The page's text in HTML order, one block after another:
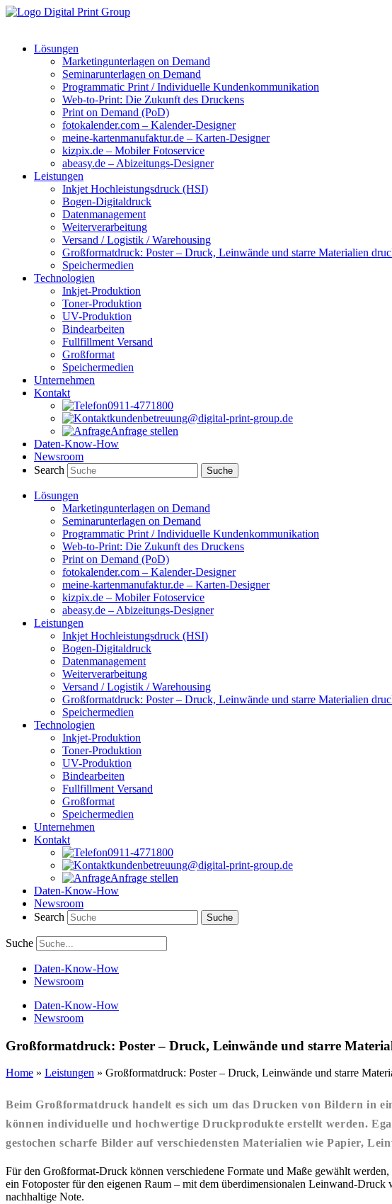
Lösungen
Marketingunterlagen on Demand
Seminarunterlagen on Demand
Programmatic Print / Individuelle Kundenkommunikation
Web-to-Print: Die Zukunft des Druckens
Print on Demand (PoD)
fotokalender.com – Kalender-Designer
meine-kartenmanufaktur.de – Karten-Designer
kizpix.de – Mobiler Fotoservice
abeasy.de – Abizeitungs-Designer
Leistungen
Inkjet Hochleistungsdruck (HSI)
Bogen-Digitaldruck
Datenmanagement
Weiterverarbeitung
Versand / Logistik / Warehousing
Großformatdruck: Poster – Druck, Leinwände und starre Materialien
Speichermedien
Technologien
Inkjet-Produktion
Toner-Produktion
UV-Produktion
Bindearbeiten
Fullfillment Versand
Großformat
Speichermedien
Unternehmen
Kontakt
0911-4771800
kundenbetreuung@digital-print-group.de
Anfrage stellen
Daten-Know-How
Newsroom
Search
Lösungen
Marketingunterlagen on Demand
Seminarunterlagen on Demand
Programmatic Print / Individuelle Kundenkommunikation
Web-to-Print: Die Zukunft des Druckens
Print on Demand (PoD)
fotokalender.com – Kalender-Designer
meine-kartenmanufaktur.de – Karten-Designer
kizpix.de – Mobiler Fotoservice
abeasy.de – Abizeitungs-Designer
Leistungen
Inkjet Hochleistungsdruck (HSI)
Bogen-Digitaldruck
Datenmanagement
Weiterverarbeitung
Versand / Logistik / Warehousing
Großformatdruck: Poster – Druck, Leinwände und starre Materialien
Speichermedien
Technologien
Inkjet-Produktion
Toner-Produktion
UV-Produktion
Bindearbeiten
Fullfillment Versand
Großformat
Speichermedien
Unternehmen
Kontakt
0911-4771800
kundenbetreuung@digital-print-group.de
Anfrage stellen
Daten-Know-How
Newsroom
Search
Suche
Daten-Know-How
Newsroom
Daten-Know-How
Newsroom
Großformatdruck: Poster – Druck, Leinwände und starre
Home » Leistungen » Großformatdruck: Poster – Druck, Leinwände und starre
Beim Großformatdruck handelt es sich um dasDruckenvon Bildern in
können individuelle und hochwertige Druckprodukte erstellt werden.
gestochen scharfe Bilder auf verschiedensten Materialien wie Papier,
Für den Großformat-Druck können verschiedene Formate und Maße gewählt
ein Fotoposter für den eigenen Raum – mit dem überdimensionalen Leinwand-
nachhaltige Note.